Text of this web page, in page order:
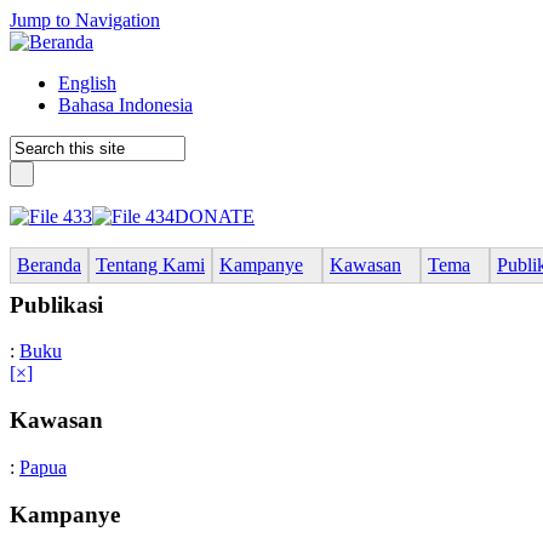
Jump to Navigation
English
Bahasa Indonesia
DONATE
Beranda Tentang Kami Kampanye Kawasan Tema
Publikasi
: Buku
[×]
Kawasan
: Papua
Kampanye